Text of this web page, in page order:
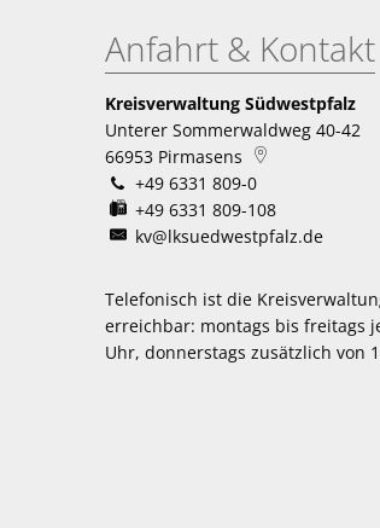
Anfahrt & Kontakt
Kreisverwaltung Südwestpfalz
Unterer Sommerwaldweg 40-42
66953 Pirmasens
+49 6331 809-0
+49 6331 809-108
kv@lksuedwestpfalz.de
Telefonisch ist die
erreichbar: montags bis freitags
Uhr, donnerstags zusätzlich von